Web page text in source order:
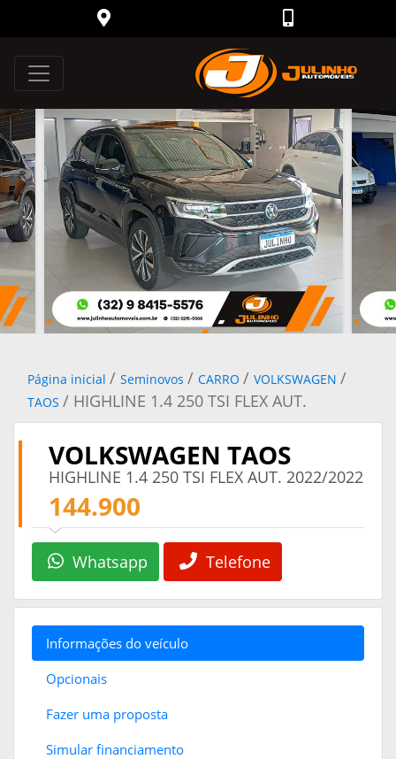
Página inicial / Seminovos / CARRO / VOLKSWAGEN /
TAOS / HIGHLINE 1.4 250 TSI FLEX AUT.
VOLKSWAGEN TAOS
HIGHLINE 1.4 250 TSI FLEX AUT. 2022/2022
144.900
Whatsapp Telefone
Informações do veículo
Opcionais
Fazer uma proposta
Simular financiamento